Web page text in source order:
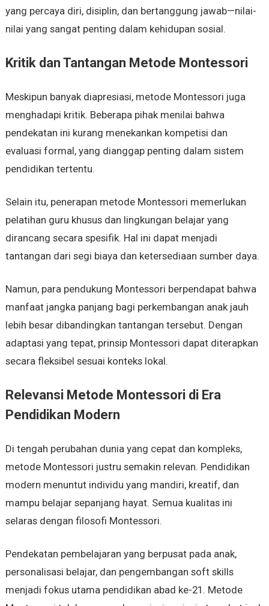
yang percaya diri, disiplin, dan bertanggung jawab—nilai-
nilai yang sangat penting dalam kehidupan sosial.
Kritik dan Tantangan Metode Montessori
Meskipun banyak diapresiasi, metode Montessori juga
menghadapi kritik. Beberapa pihak menilai bahwa
pendekatan ini kurang menekankan kompetisi dan
evaluasi formal, yang dianggap penting dalam sistem
pendidikan tertentu.
Selain itu, penerapan metode Montessori memerlukan
pelatihan guru khusus dan lingkungan belajar yang
dirancang secara spesifik. Hal ini dapat menjadi
tantangan dari segi biaya dan ketersediaan sumber daya.
Namun, para pendukung Montessori berpendapat bahwa
manfaat jangka panjang bagi perkembangan anak jauh
lebih besar dibandingkan tantangan tersebut. Dengan
adaptasi yang tepat, prinsip Montessori dapat diterapkan
secara fleksibel sesuai konteks lokal.
Relevansi Metode Montessori di Era
Pendidikan Modern
Di tengah perubahan dunia yang cepat dan kompleks,
metode Montessori justru semakin relevan. Pendidikan
modern menuntut individu yang mandiri, kreatif, dan
mampu belajar sepanjang hayat. Semua kualitas ini
selaras dengan filosofi Montessori.
Pendekatan pembelajaran yang berpusat pada anak,
personalisasi belajar, dan pengembangan soft skills
menjadi fokus utama pendidikan abad ke-21. Metode